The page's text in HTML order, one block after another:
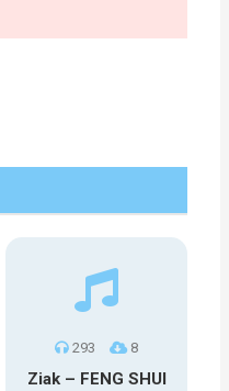
293 8
Ziak – FENG SHUI